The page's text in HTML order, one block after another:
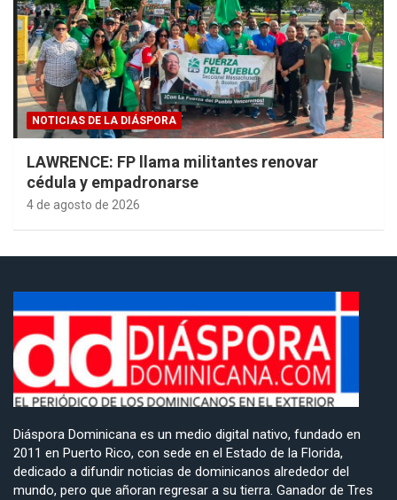
NOTICIAS DE LA DIÁSPORA
LAWRENCE: FP llama militantes renovar
cédula y empadronarse
4 de agosto de 2026
Diáspora Dominicana es un medio digital nativo, fundado en
2011 en Puerto Rico, con sede en el Estado de la Florida,
dedicado a difundir noticias de dominicanos alrededor del
mundo, pero que añoran regresar a su tierra. Ganador de Tres